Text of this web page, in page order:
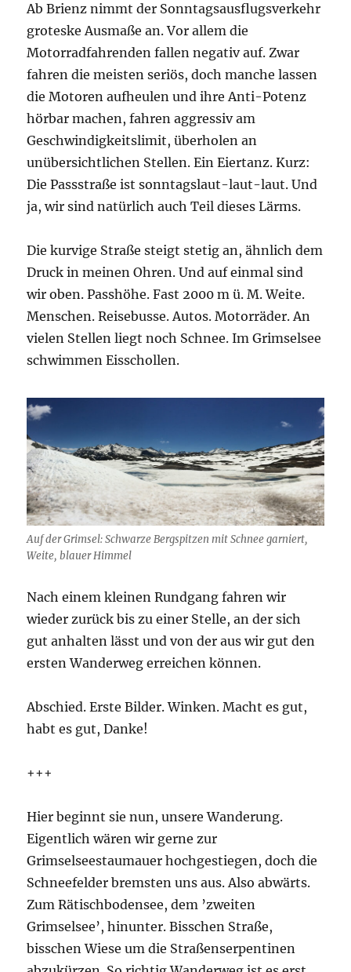
Ab Brienz nimmt der Sonntagsausflugsverkehr
groteske Ausmaße an. Vor allem die
Motorradfahrenden fallen negativ auf. Zwar
fahren die meisten seriös, doch manche lassen
die Motoren aufheulen und ihre Anti-Potenz
hörbar machen, fahren aggressiv am
Geschwindigkeitslimit, überholen an
unübersichtlichen Stellen. Ein Eiertanz. Kurz:
Die Passstraße ist sonntagslaut-laut-laut. Und
ja, wir sind natürlich auch Teil dieses Lärms.
Die kurvige Straße steigt stetig an, ähnlich dem
Druck in meinen Ohren. Und auf einmal sind
wir oben. Passhöhe. Fast 2000 m ü. M. Weite.
Menschen. Reisebusse. Autos. Motorräder. An
vielen Stellen liegt noch Schnee. Im Grimselsee
schwimmen Eisschollen.
Auf der Grimsel: Schwarze Bergspitzen mit Schnee garniert,
Weite, blauer Himmel
Nach einem kleinen Rundgang fahren wir
wieder zurück bis zu einer Stelle, an der sich
gut anhalten lässt und von der aus wir gut den
ersten Wanderweg erreichen können.
Abschied. Erste Bilder. Winken. Macht es gut,
habt es gut, Danke!
+++
Hier beginnt sie nun, unsere Wanderung.
Eigentlich wären wir gerne zur
Grimselseestaumauer hochgestiegen, doch die
Schneefelder bremsten uns aus. Also abwärts.
Zum Rätischbodensee, dem ’zweiten
Grimselsee’, hinunter. Bisschen Straße,
bisschen Wiese um die Straßenserpentinen